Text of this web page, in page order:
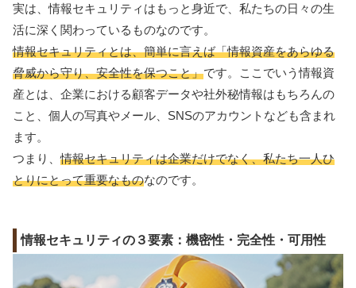
実は、情報セキュリティはもっと身近で、私たちの日々の生
活に深く関わっているものなのです。
情報セキュリティとは、簡単に言えば「情報資産をあらゆる
脅威から守り、安全性を保つこと」です。ここでいう情報資
産とは、企業における顧客データや社外秘情報はもちろんの
こと、個人の写真やメール、SNSのアカウントなども含まれ
ます。
つまり、情報セキュリティは企業だけでなく、私たち一人ひ
とりにとって重要なものなのです。
情報セキュリティの３要素：機密性・完全性・可用性